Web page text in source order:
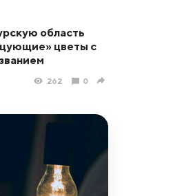
область
цветы с
262 0